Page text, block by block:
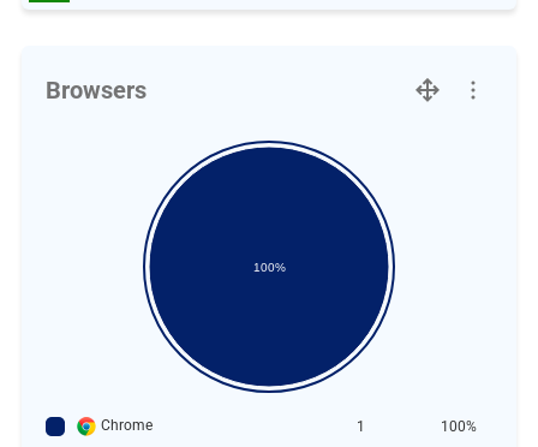
Browsers
100%
Chrome 1 100%